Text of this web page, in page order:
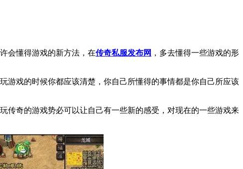
会懂得游戏的新方法，在传奇私服发布网 ，多去懂得一些游戏的形
游戏的时候你都应该清楚，你自己所懂得的事情都是你自己所应该
传奇的游戏势必可以让自己有一些新的感受，对现在的一些游戏来